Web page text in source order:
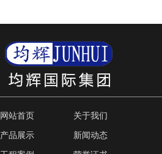
网站首页 关于我们
产品展示 新闻动态